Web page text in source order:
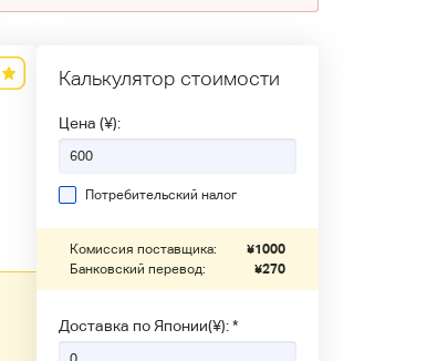
Калькулятор стоимости
Цена (¥):
Потребительский налог
Комиссия поставщика: ¥1000
Банковский перевод:
¥270
Доставка по Японии(¥): *